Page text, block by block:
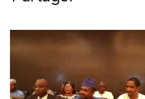
k
e
b
o
k
itt
er
s
A
p
e
n
er